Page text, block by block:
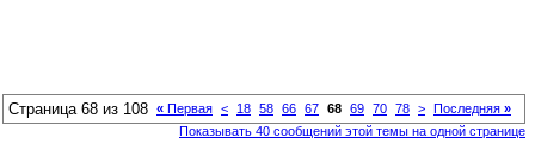
Страница 68 из 108 « Первая < 18 58 66 67 68 69 70 78 > Последняя »
Показывать 40 сообщений этой темы на одной странице